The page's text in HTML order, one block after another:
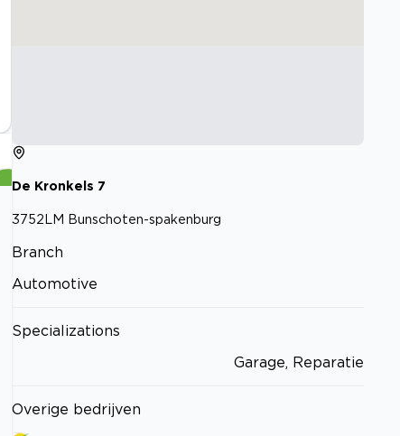
De Kronkels 7
3752LM Bunschoten-spakenburg
Branch
Automotive
Specializations
Garage, Reparatie
Overige bedrijven